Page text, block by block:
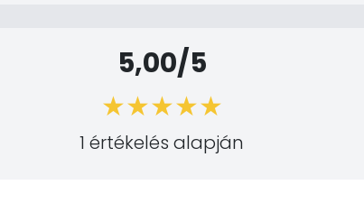
5,00/5
1 értékelés alapján